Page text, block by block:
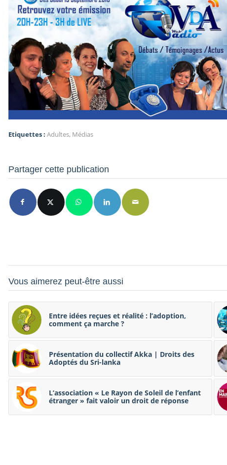
Etiquettes : Adultes, Médias
Partager cette publication
Vous aimerez peut-être aussi
Entre idées reçues et réalité : l’adoption,
comment ça marche ?
Présentation du collectif Akka | Droits des
Adoptés du Sri-lanka
L’association « Le Rayon de Soleil de l’enfant
étranger » fait valoir un droit de réponse